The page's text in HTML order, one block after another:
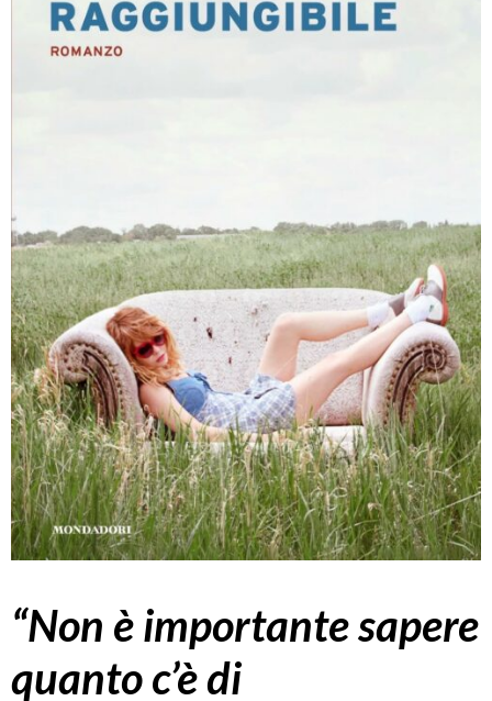
“Non è importante sapere
quanto c’è di